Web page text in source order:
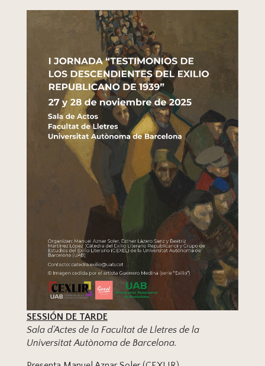
SESSIÓN DE TARDE
Sala d’Actes de la Facultat de Lletres de la
Universitat Autònoma de Barcelona.